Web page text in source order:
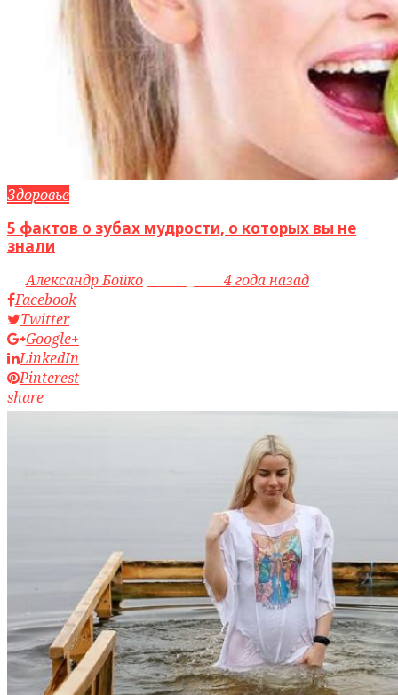
Здоровье
5 фактов о зубах мудрости, о которых вы не
знали
byАлександр Бойко
4 года назад
Facebook
Twitter
Google+
LinkedIn
Pinterest
share